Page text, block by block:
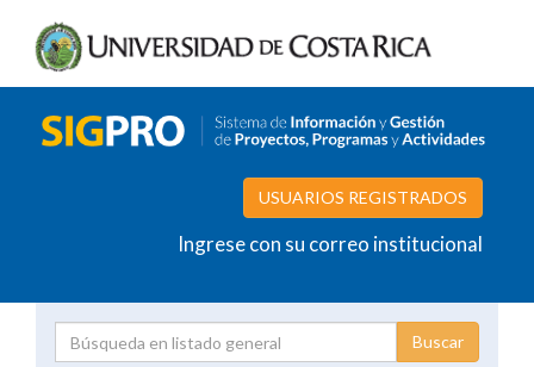
USUARIOS REGISTRADOS
Ingrese con su correo institucional